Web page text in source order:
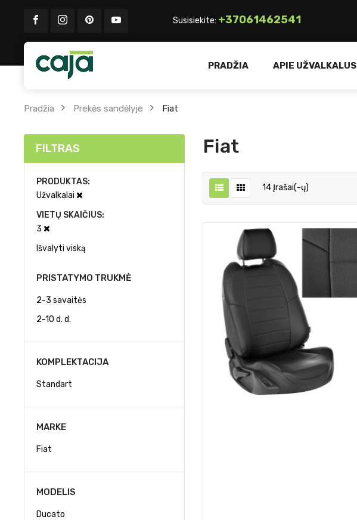
Susisiekite: +37061462541
PRADŽIA APIE UŽVALKALUS
Pradžia Prekės sandėlyje Fiat
FILTRAS
PRODUKTAS
Užvalkalai
VIETŲ SKAIČIUS
3
Išvalyti viską
PRISTATYMO TRUKMĖ
2-3 savaitės
2-10 d. d.
KOMPLEKTACIJA
Standart
MARKE
Fiat
MODELIS
Ducato
Fiat
14 Įrašai(-ų)